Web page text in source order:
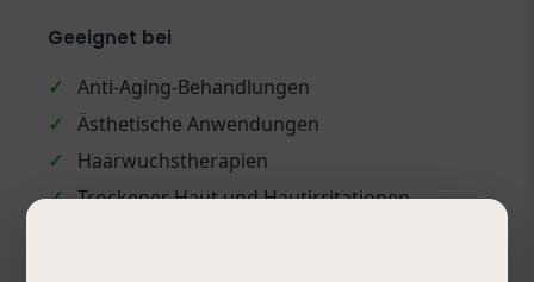
Geeignet bei
✓
Anti-Aging-Behandlungen
✓
Ästhetische Anwendungen
✓
Haarwuchstherapien
✓ Trockener Haut und Hautirritationen